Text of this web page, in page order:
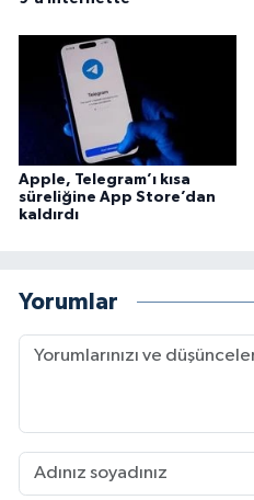
Apple, Telegram’ı kısa
süreliğine App Store’dan
kaldırdı
Yorumlar
Konya Müftülüğü
Kütahya Müftülüğü
Malatya Müftülüğü
Manisa Müftülüğü
Muş Müftülüğü
Nevşehir Müftülüğü